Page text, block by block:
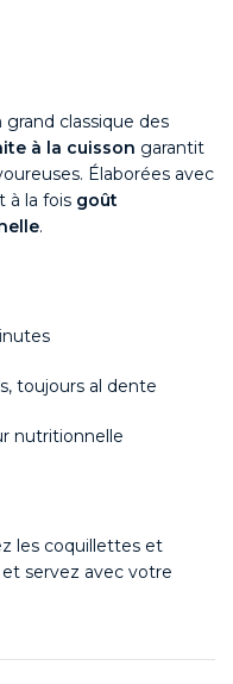
grand classique des
à la cuisson garantit
Élaborées avec
à la fois goût
.
toujours al dente
nutritionnelle
les coquillettes et
servez avec votre